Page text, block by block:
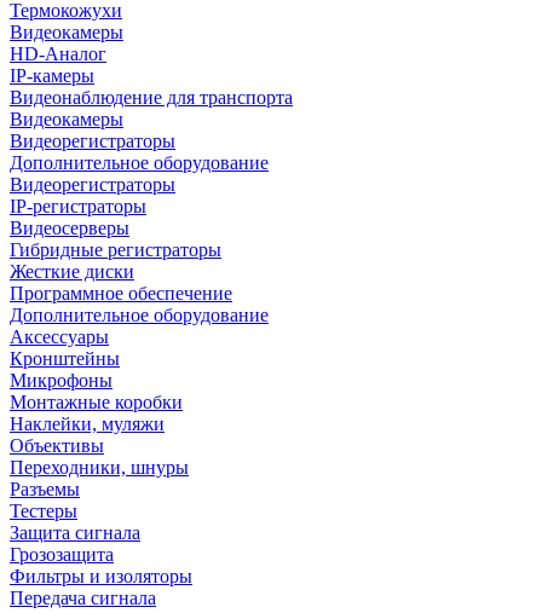
Термокожухи
Видеокамеры
HD-Аналог
IP-камеры
Видеонаблюдение для транспорта
Видеокамеры
Видеорегистраторы
Дополнительное оборудование
Видеорегистраторы
IP-регистраторы
Видеосерверы
Гибридные регистраторы
Жесткие диски
Программное обеспечение
Дополнительное оборудование
Аксессуары
Кронштейны
Микрофоны
Монтажные коробки
Наклейки, муляжи
Объективы
Переходники, шнуры
Разъемы
Тестеры
Защита сигнала
Грозозащита
Фильтры и изоляторы
Передача сигнала